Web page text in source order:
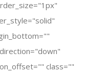
class=""